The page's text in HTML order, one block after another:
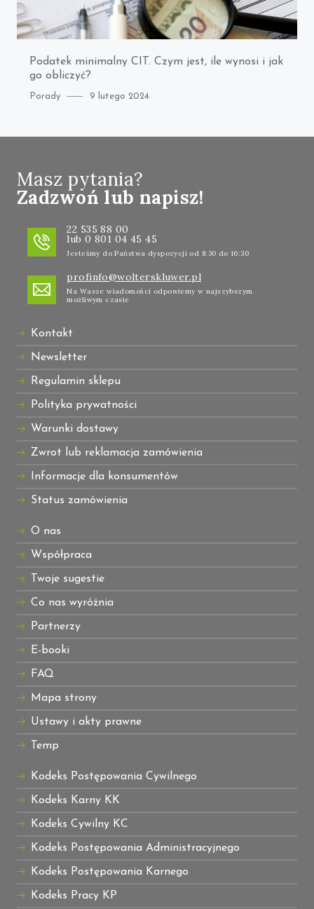
Podatek minimalny CIT. Czym jest, ile wynosi i jak
go obliczyć?
Category
Porady
Posted
9 lutego 2024
Masz pytania?
Zadzwoń lub napisz!
22 535 88 00
lub 0 801 04 45 45
Jesteśmy do Państwa dyspozycji od 8:30 do 16:30
profinfo@wolterskluwer.pl
Na Wasze wiadomości odpowiemy w najszybszym
możliwym czasie
Kontakt
Newsletter
Regulamin sklepu
Polityka prywatności
Warunki dostawy
Zwrot lub reklamacja zamówienia
Informacje dla konsumentów
Status zamówienia
O nas
Współpraca
Twoje sugestie
Co nas wyróżnia
Partnerzy
E-booki
FAQ
Mapa strony
Ustawy i akty prawne
Temp
Kodeks Postępowania Cywilnego
Kodeks Karny KK
Kodeks Cywilny KC
Kodeks Postępowania Administracyjnego
Kodeks Postępowania Karnego
Kodeks Pracy KP